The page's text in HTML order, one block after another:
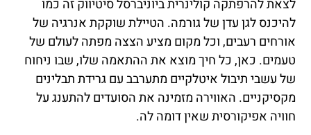
לצאת להרפתקה קולינרית ביוניברסל סיטיווק זה כמו
להיכנס לגן עדן של גורמה. הטיילת שוקקת אנרגיה של
אורחים רעבים, וכל מקום מציע הצצה מפתה לעולם של
טעמים. כאן, כל חיך מוצא את ההתאמה שלו, שבו ניחוח
של עשבי תיבול איטלקיים מתערבב עם גרידת תבלינים
מקסיקניים. האווירה מזמינה את הסועדים להתענג על
חוויה אפיקורסית שאין דומה לה.